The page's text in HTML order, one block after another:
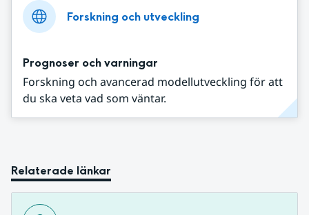
Forskning och utveckling
Prognoser och varningar
Forskning och avancerad modellutveckling för att
du ska veta vad som väntar.
Relaterade länkar